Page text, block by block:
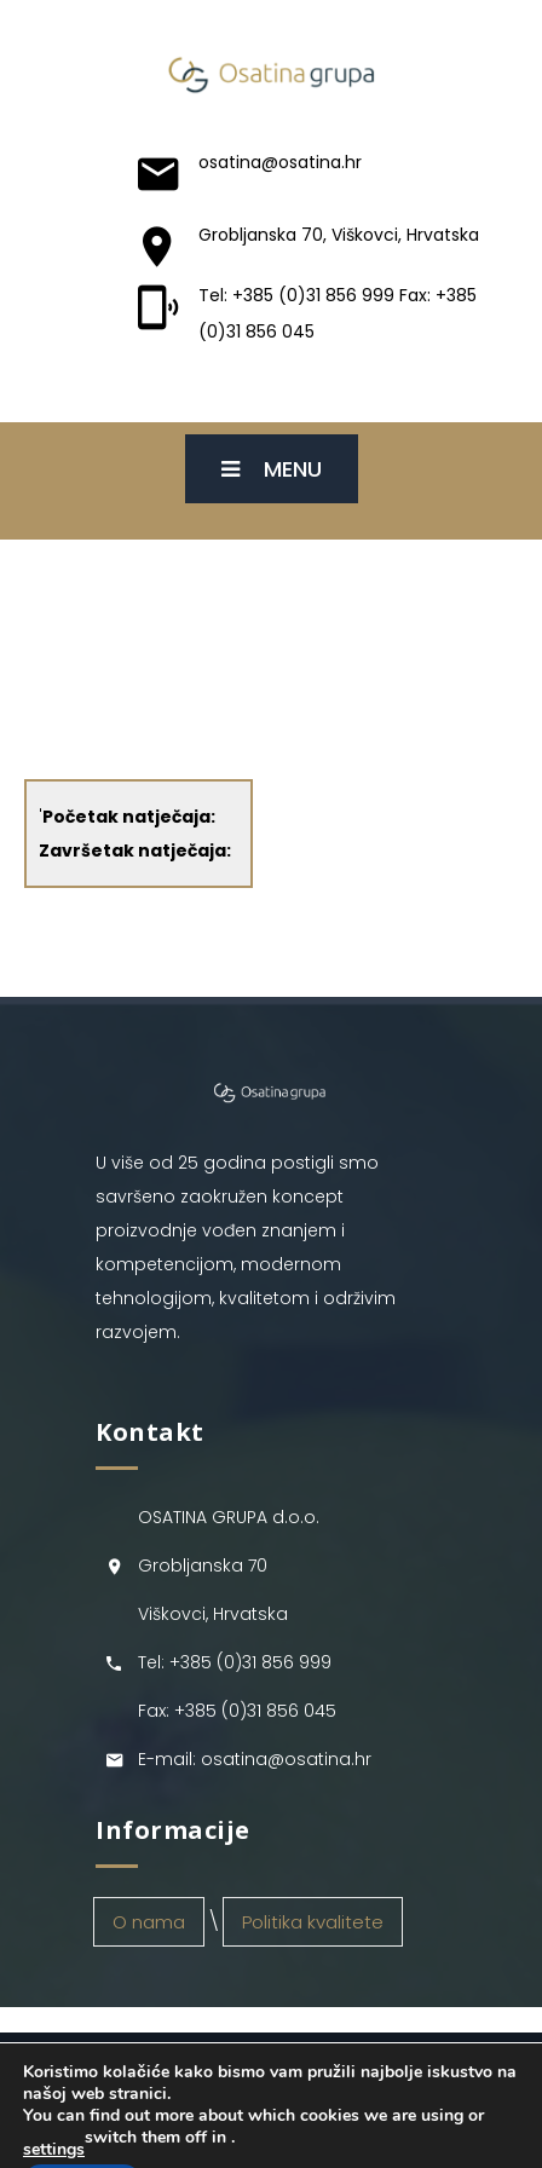
osatina@osatina.hr
Grobljanska 70, Viškovci, Hrvatska
Tel: +385 (0)31 856 999 Fax: +385
(0)31 856 045
MENU
'Početak natječaja:
Završetak natječaja:
U više od 25 godina postigli smo
savršeno zaokružen koncept
proizvodnje vođen znanjem i
kompetencijom, modernom
tehnologijom, kvalitetom i održivim
razvojem.
Kontakt
OSATINA GRUPA d.o.o.
Grobljanska 70
Viškovci, Hrvatska
Tel: +385 (0)31 856 999
Fax: +385 (0)31 856 045
E-mail: osatina@osatina.hr
Informacije
O nama Politika kvalitete
OSATINA GRUPA d.o.o. 2026
. Configured
byINFOS Osijek. Sva prava pridržana.
Koristimo kolačiće kako bismo vam pružili najbolje iskustvo na
našoj web stranici.
You can find out more about which cookies we are using or
switch them off in
settings
.